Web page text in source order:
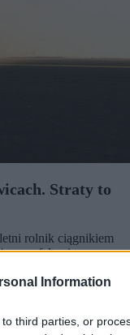
Information
third parties, or
Straty to
rolnik ciągnikiem
asfalt, niszcząc
Straty